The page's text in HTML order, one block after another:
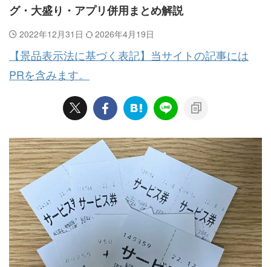
グ・大盛り・アプリ併用まとめ解説
2022年12月31日
2026年4月19日
【景品表示法に基づく表記】当サイトの記事には
PRを含みます。